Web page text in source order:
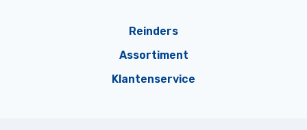
Reinders
Assortiment
Klantenservice